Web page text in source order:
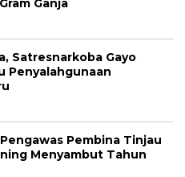
Ganja
Satresnarkoba Gayo
Penyalahgunaan
Pembina Tinjau
Menyambut Tahun